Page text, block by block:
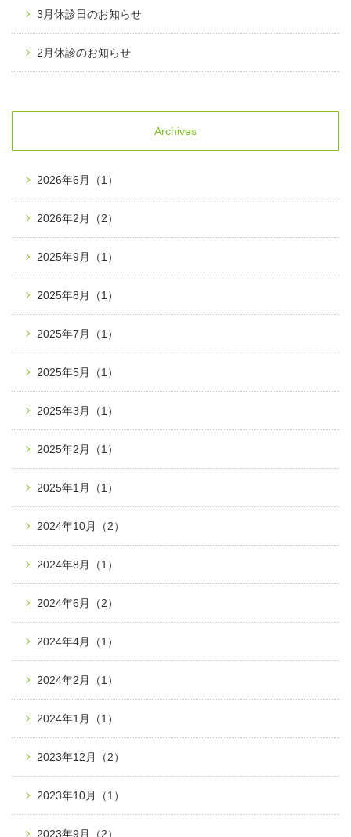
3月休診日のお知らせ
2月休診のお知らせ
Archives
2026年6月 （1）
2026年2月 （2）
2025年9月 （1）
2025年8月 （1）
2025年7月 （1）
2025年5月 （1）
2025年3月 （1）
2025年2月 （1）
2025年1月 （1）
2024年10月 （2）
2024年8月 （1）
2024年6月 （2）
2024年4月 （1）
2024年2月 （1）
2024年1月 （1）
2023年12月 （2）
2023年10月 （1）
2023年9月 （2）